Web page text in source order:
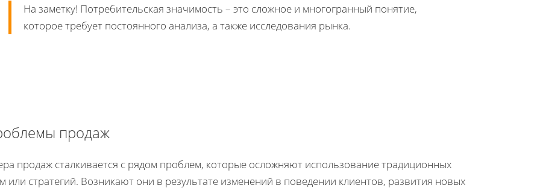
На заметку! Потребительская значимость – это сложное и многогранный понятие,
которое требует постоянного анализа, а также исследования рынка.
продаж
продаж сталкивается с рядом проблем, которые осложняют использование традиционных
или стратегий. Возникают они в результате изменений в поведении клиентов, развития новых